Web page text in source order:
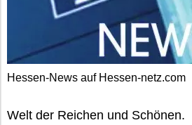
Hessen-News auf Hessen-netz.com
Welt der Reichen und Schönen.